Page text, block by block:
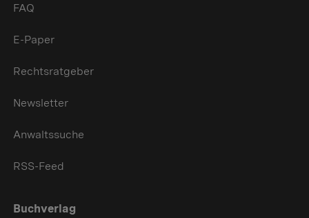
FAQ
E-Paper
Rechtsratgeber
Newsletter
Anwaltssuche
RSS-Feed
Buchverlag